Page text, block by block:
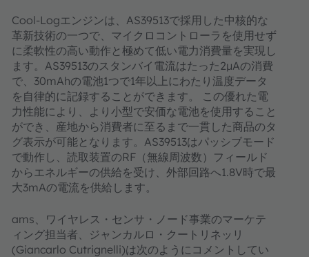
Cool-Logエンジンは、AS39513で採用した中核的な
革新技術の一つで、マイクロコントローラを使用せず
に柔軟性の高い動作と極めて低い電力消費量を実現し
ます。AS39513のスタンバイ電流はたった2µAの消費
で、30mAhの電池1つで1年以上にわたり温度データ
を自律的に記録することができます。 この優れた電
力性能により、より小型で安価な電池を使用すること
ができ、産地から消費者に至るまで一貫した商品のタ
グ表示が可能となります。AS39513はパッシブモード
で動作し、読取装置のRF（無線周波数）フィールド
からエネルギーの供給を受け、外部回路へ1.8V時で最
大3mAの電流を供給します。
ams、ワイヤレス・センサ・ノード事業のマーケテ
ィング担当者、ジャンカルロ・クートリネッリ
(Giancarlo Cutrignelli)は次のようにコメントしてい